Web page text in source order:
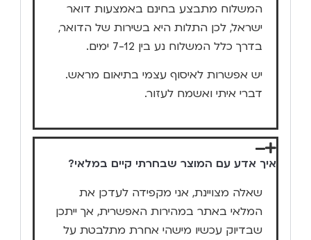
המשלוח מתבצע בחינם באמצעות דואר
ישראל, לכן התלות היא בשירות של הדואר,
בדרך כלל המשלוח נע בין 7-12 ימים.
יש אפשרות לאיסוף עצמי בתיאום מראש.
דברי איתי ואשמח לעזור.
איך אדע עם המוצר שבחרתי קיים במלאי?
שאלה מצויינת, אני מקפידה לעדכן את
המלאי באתר במהירות האפשרית, אך ייתכן
שבדיוק עכשיו מישהי אחרת מתלבטת על